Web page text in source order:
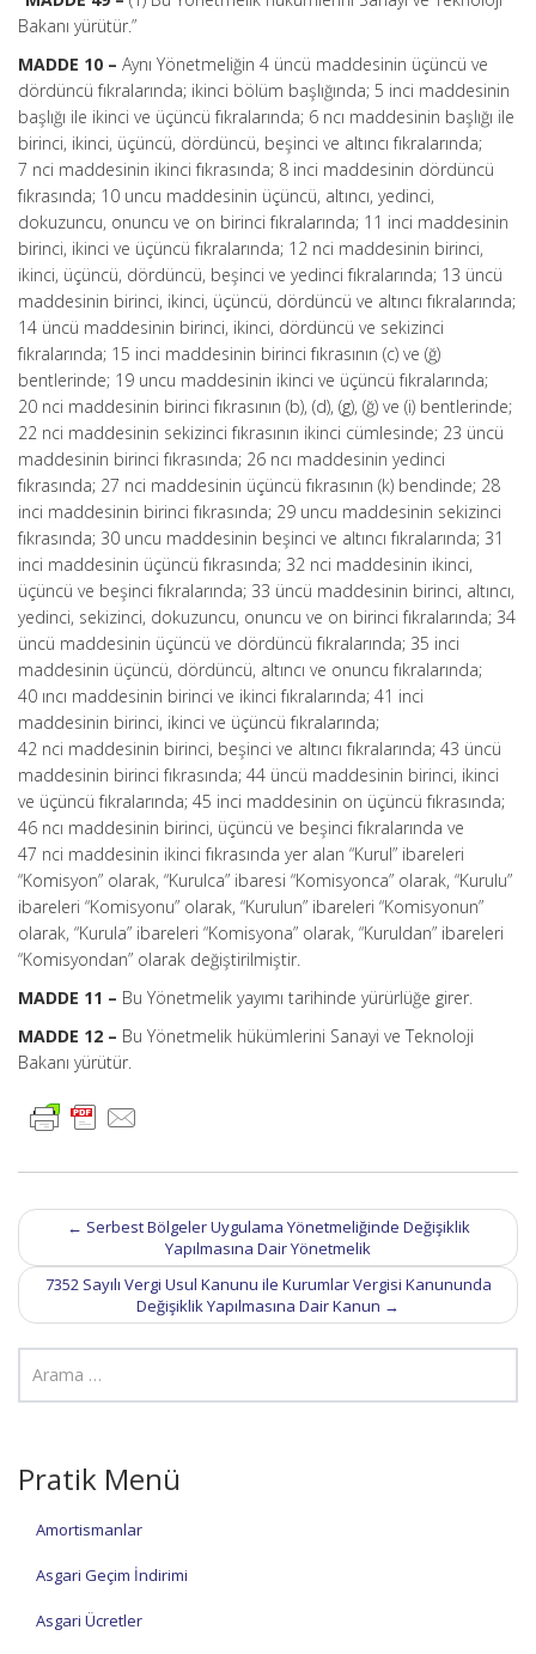
Bakanı yürütür.”
MADDE 10 – Aynı Yönetmeliğin 4 üncü maddesinin üçüncü ve
dördüncü fıkralarında; ikinci bölüm başlığında; 5 inci maddesinin
başlığı ile ikinci ve üçüncü fıkralarında; 6 ncı maddesinin başlığı ile
birinci, ikinci, üçüncü, dördüncü, beşinci ve altıncı fıkralarında;
7 nci maddesinin ikinci fıkrasında; 8 inci maddesinin dördüncü
fıkrasında; 10 uncu maddesinin üçüncü, altıncı, yedinci,
dokuzuncu, onuncu ve on birinci fıkralarında; 11 inci maddesinin
birinci, ikinci ve üçüncü fıkralarında; 12 nci maddesinin birinci,
ikinci, üçüncü, dördüncü, beşinci ve yedinci fıkralarında; 13 üncü
maddesinin birinci, ikinci, üçüncü, dördüncü ve altıncı fıkralarında;
14 üncü maddesinin birinci, ikinci, dördüncü ve sekizinci
fıkralarında; 15 inci maddesinin birinci fıkrasının (c) ve (ğ)
bentlerinde; 19 uncu maddesinin ikinci ve üçüncü fıkralarında;
20 nci maddesinin birinci fıkrasının (b), (d), (g), (ğ) ve (i) bentlerinde;
22 nci maddesinin sekizinci fıkrasının ikinci cümlesinde; 23 üncü
maddesinin birinci fıkrasında; 26 ncı maddesinin yedinci
fıkrasında; 27 nci maddesinin üçüncü fıkrasının (k) bendinde; 28
inci maddesinin birinci fıkrasında; 29 uncu maddesinin sekizinci
fıkrasında; 30 uncu maddesinin beşinci ve altıncı fıkralarında; 31
inci maddesinin üçüncü fıkrasında; 32 nci maddesinin ikinci,
üçüncü ve beşinci fıkralarında; 33 üncü maddesinin birinci, altıncı,
yedinci, sekizinci, dokuzuncu, onuncu ve on birinci fıkralarında; 34
üncü maddesinin üçüncü ve dördüncü fıkralarında; 35 inci
maddesinin üçüncü, dördüncü, altıncı ve onuncu fıkralarında;
40 ıncı maddesinin birinci ve ikinci fıkralarında; 41 inci
maddesinin birinci, ikinci ve üçüncü fıkralarında;
42 nci maddesinin birinci, beşinci ve altıncı fıkralarında; 43 üncü
maddesinin birinci fıkrasında; 44 üncü maddesinin birinci, ikinci
ve üçüncü fıkralarında; 45 inci maddesinin on üçüncü fıkrasında;
46 ncı maddesinin birinci, üçüncü ve beşinci fıkralarında ve
47 nci maddesinin ikinci fıkrasında yer alan “Kurul” ibareleri
“Komisyon” olarak, “Kurulca” ibaresi “Komisyonca” olarak, “Kurulu”
ibareleri “Komisyonu” olarak, “Kurulun” ibareleri “Komisyonun”
olarak, “Kurula” ibareleri “Komisyona” olarak, “Kuruldan” ibareleri
“Komisyondan” olarak değiştirilmiştir.
MADDE 11 – Bu Yönetmelik yayımı tarihinde yürürlüğe girer.
MADDE 12 – Bu Yönetmelik hükümlerini Sanayi ve Teknoloji
Bakanı yürütür.
Post
navigation
← Serbest Bölgeler Uygulama Yönetmeliğinde Değişiklik
Yapılmasına Dair Yönetmelik
7352 Sayılı Vergi Usul Kanunu ile Kurumlar Vergisi Kanununda
Değişiklik Yapılmasına Dair Kanun →
Pratik Menü
Amortismanlar
Asgari Geçim İndirimi
Asgari Ücretler